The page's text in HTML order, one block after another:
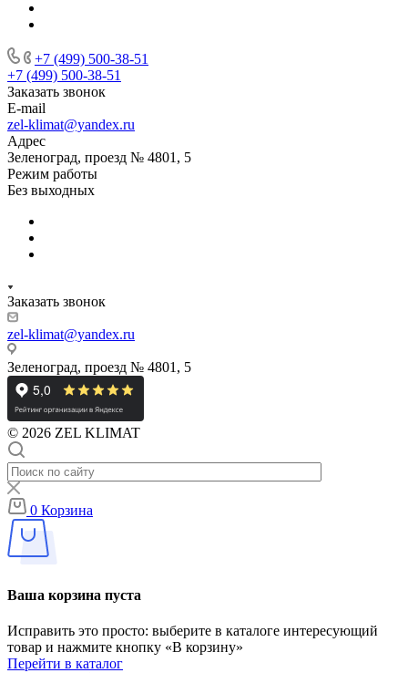
+7 (499) 500-38-51
+7 (499) 500-38-51
Заказать звонок
E-mail
zel-klimat@yandex.ru
Адрес
Зеленоград, проезд № 4801, 5
Режим работы
Без выходных
Заказать звонок
zel-klimat@yandex.ru
Зеленоград, проезд № 4801, 5
© 2026 ZEL KLIMAT
0 Корзина
Ваша корзина пуста
Исправить это просто: выберите в каталоге интересующий
товар и нажмите кнопку «В корзину»
Перейти в каталог